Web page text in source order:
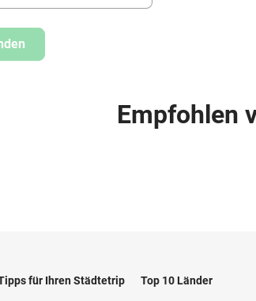
Empfohlen
für Ihren Städtetrip Top 10 Länder